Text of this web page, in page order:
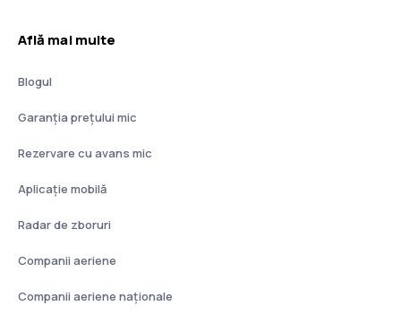
Află mai multe
Blogul
Garanția prețului mic
Rezervare cu avans mic
Aplicație mobilă
Radar de zboruri
Companii aeriene
Companii aeriene naţionale